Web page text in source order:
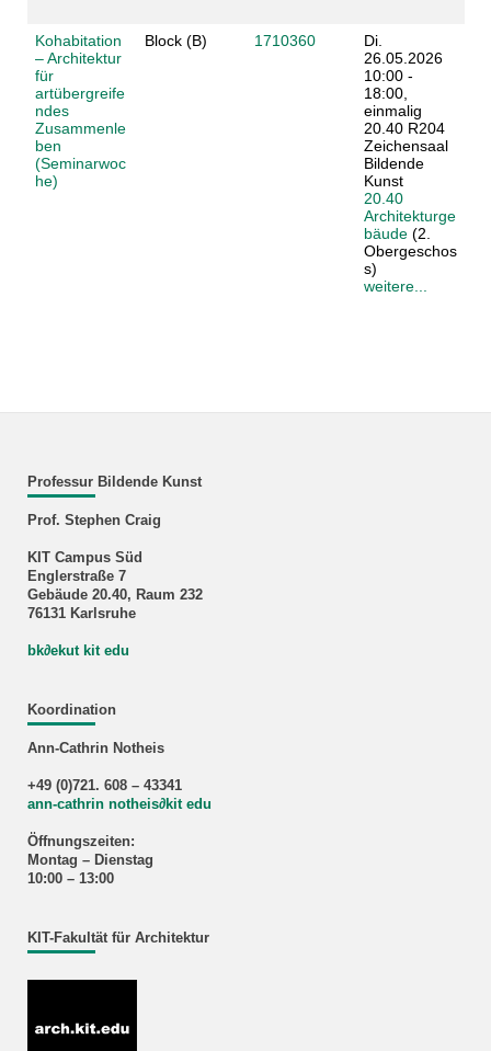
Kohabitation
– Architektur
für
artübergreife
ndes
Zusammenle
ben
(Seminarwoc
he)
Block (B) 1710360
Di.
26.05.2026
10:00 -
18:00,
einmalig
20.40 R204
Zeichensaal
Bildende
Kunst
20.40
Architekturge
bäude(2.
Obergeschos
s)
weitere...
Professur Bildende Kunst
Prof. Stephen Craig
KIT Campus Süd
Englerstraße 7
Gebäude 20.40, Raum 232
76131 Karlsruhe
bk∂ekut kit edu
Koordination
Ann-Cathrin Notheis
+49 (0)721. 608 – 43341
ann-cathrin notheis∂kit edu
Öffnungszeiten:
Montag – Dienstag
10:00 – 13:00
KIT-Fakultät für Architektur